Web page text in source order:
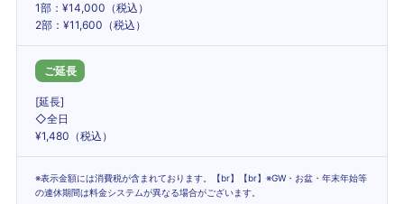
1部：¥14,000（税込）
2部：¥11,600（税込）
ご延長
[延長]
◇全日
¥1,480（税込）
※表示金額には消費税が含まれております。【br】【br】※GW・お盆・年末年始等
の連休期間は料金システムが異なる場合がございます。